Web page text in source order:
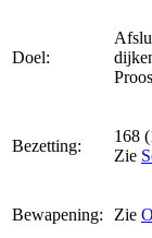
Doel:
Bezetting:
168
Zie
Bewapening: Zie